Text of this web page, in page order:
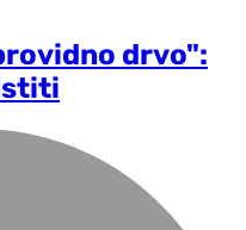
drvo":